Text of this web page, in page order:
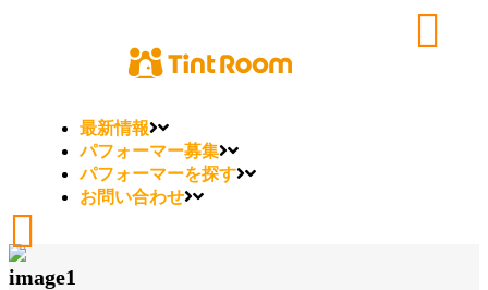
最新情報
パフォーマー募集
パフォーマーを探す
お問い合わせ
image1